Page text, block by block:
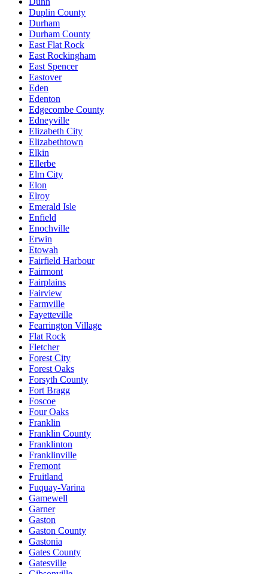
Duplin County
Durham
Durham County
East Flat Rock
East Rockingham
East Spencer
Eastover
Eden
Edenton
Edgecombe County
Edneyville
Elizabeth City
Elizabethtown
Elkin
Ellerbe
Elm City
Elon
Elroy
Emerald Isle
Enfield
Enochville
Erwin
Etowah
Fairfield Harbour
Fairmont
Fairplains
Fairview
Farmville
Fayetteville
Fearrington Village
Flat Rock
Fletcher
Forest City
Forest Oaks
Forsyth County
Fort Bragg
Foscoe
Four Oaks
Franklin
Franklin County
Franklinton
Franklinville
Fremont
Fruitland
Fuquay-Varina
Gamewell
Garner
Gaston
Gaston County
Gastonia
Gates County
Gatesville